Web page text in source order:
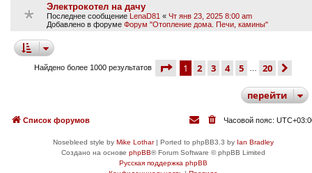
Электрокотел на дачу
Последнее сообщение LenaD81 « Чт янв 23, 2025 8:00 am
Добавлено в форуме Форум "Отопление дома. Печи, камины"
Найдено более 1000 результатов страница 1 из 20
1 2 3 4 5 20
перейти
Список форумов Часовой пояс:
Nosebleed style by Mike Lothar| Ported to phpBB3.3 by Ian Bradley
Создано на основе phpBB® Forum Software © phpBB Limited
Русская поддержка phpBB